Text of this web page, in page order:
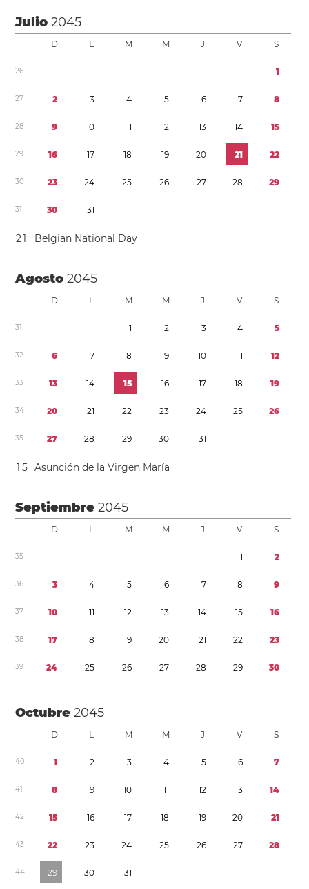
Julio2045
D L M M J V S
26 1
27 2 3 4 5 6 7 8
28 9 10 11 12 13 14 15
29 16 17 18 19 20 21 22
30 23 24 25 26 27 28 29
31 30 31
21 Belgian National Day
Agosto2045
D L M M J V S
31 1 2 3 4 5
32 6 7 8 9 10 11 12
33 13 14 15 16 17 18 19
34 20 21 22 23 24 25 26
35 27 28 29 30 31
1 5 Asunción de la Virgen María
Septiembre2045
D L M M J V S
35 1 2
36 3 4 5 6 7 8 9
37 10 11 12 13 14 15 16
38 17 18 19 20 21 22 23
39 24 25 26 27 28 29 30
Octubre2045
D L M M J V S
40 1 2 3 4 5 6 7
41 8 9 10 11 12 13 14
42 15 16 17 18 19 20 21
43 22 23 24 25 26 27 28
44 29 30 31